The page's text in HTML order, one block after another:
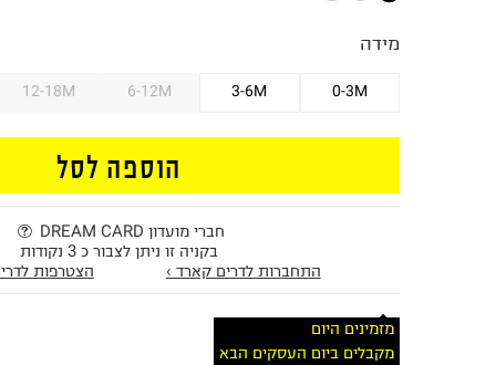
מידה
0-3M
3-6M
6-12M
12-18M
הוספה לסל
חברי מועדון DREAM CARD
בקניה זו ניתן לצבור כ 3 נקודות
התחברות לדרים קארד ›
הצטרפות
מזמינים היום
מקבלים ביום העסקים הבא